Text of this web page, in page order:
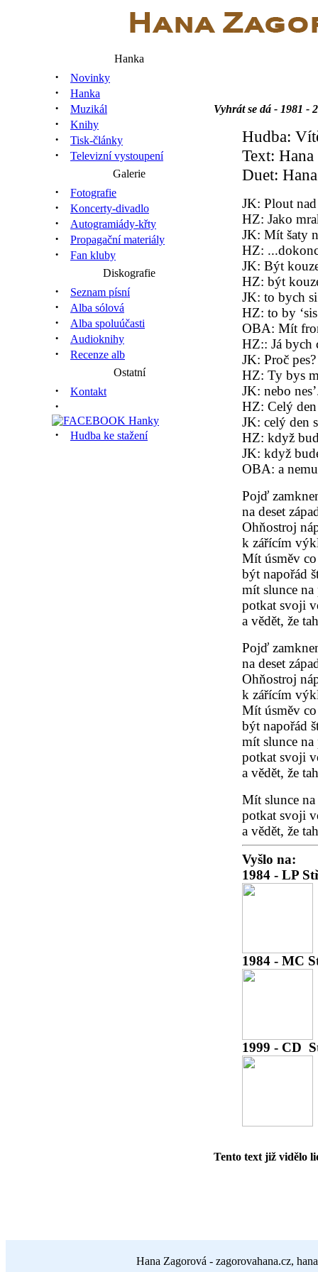
Hanka
· Novinky
· Hanka
· Muzikál
· Knihy
· Tisk-články
·
Televizní vystoupení
Galerie
· Fotografie
· Koncerty-divadlo
· Autogramiády-křty
· Propagační materiály
·
Fan kluby
Diskografie
· Seznam písní
· Alba sólová
· Alba spoluúčasti
· Audioknihy
·
Recenze alb
Ostatní
· Kontakt
·
·
Hudba ke stažení
Vyhrát se dá - 1981 -
Hudba:
Text:
Duet:
JK: Plout
HZ: Jako
JK: Mít šaty
HZ:
JK: Být
HZ: být
JK: to bych
HZ: to by
OBA: Mít
HZ:: Já bych
JK: Proč pes?
HZ: Ty bys
JK: nebo
HZ: Celý den
JK: celý den
HZ: když
JK: když
OBA: a
Pojď
na deset
Ohňostroj
k zářícím
Mít úsměv co
být napořád
mít slunce
potkat svoji
a vědět, že
Pojď
na deset
Ohňostroj
k zářícím
Mít úsměv co
být napořád
mít slunce
potkat svoji
a vědět, že
Mít slunce
potkat svoji
a vědět, že
Vyšlo na:
1984 - LP
1984 - MC
1999 - CD
Tento text již vidělo
Hana Zagorová - zagorovahana.cz,